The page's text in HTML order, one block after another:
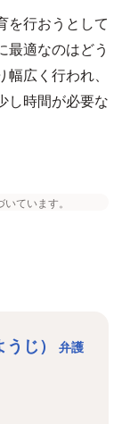
を行おうとして
最適なのはどう
広く行われ、
し時間が必要な
ています。
じ）
弁護